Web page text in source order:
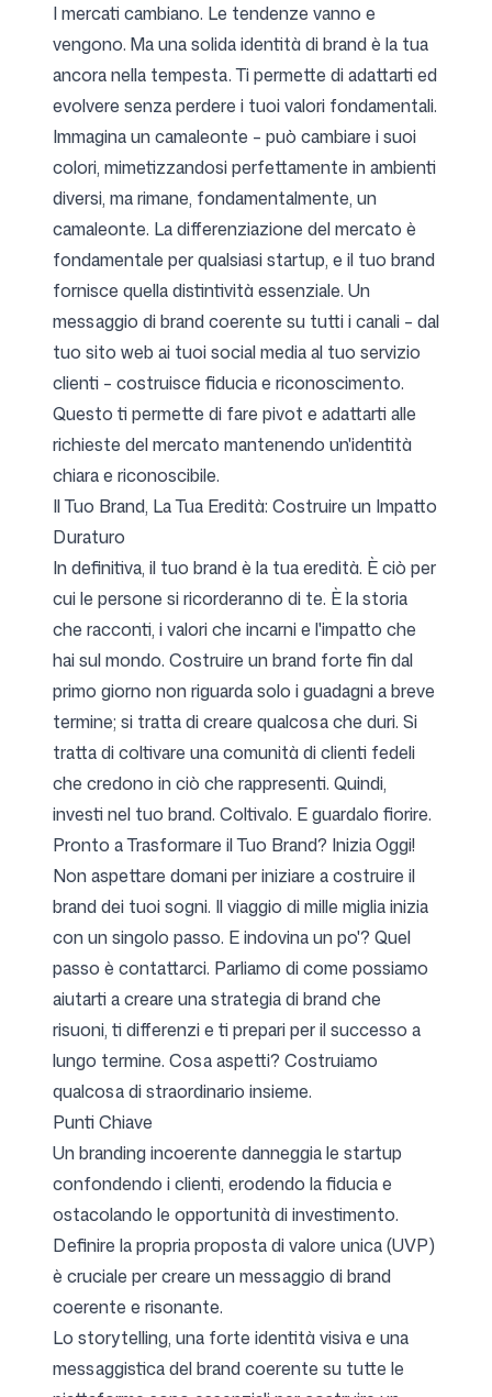
I mercati cambiano. Le tendenze vanno e
vengono. Ma una solida identità di brand è la tua
ancora nella tempesta. Ti permette di adattarti ed
evolvere senza perdere i tuoi valori fondamentali.
Immagina un camaleonte – può cambiare i suoi
colori, mimetizzandosi perfettamente in ambienti
diversi, ma rimane, fondamentalmente, un
camaleonte. La differenziazione del mercato è
fondamentale per qualsiasi startup, e il tuo brand
fornisce quella distintività essenziale. Un
messaggio di brand coerente su tutti i canali – dal
tuo sito web ai tuoi social media al tuo servizio
clienti – costruisce fiducia e riconoscimento.
Questo ti permette di fare pivot e adattarti alle
richieste del mercato mantenendo un'identità
chiara e riconoscibile.
Il Tuo Brand, La Tua Eredità: Costruire un Impatto
Duraturo
In definitiva, il tuo brand è la tua eredità. È ciò per
cui le persone si ricorderanno di te. È la storia
che racconti, i valori che incarni e l'impatto che
hai sul mondo. Costruire un brand forte fin dal
primo giorno non riguarda solo i guadagni a breve
termine; si tratta di creare qualcosa che duri. Si
tratta di coltivare una comunità di clienti fedeli
che credono in ciò che rappresenti. Quindi,
investi nel tuo brand. Coltivalo. E guardalo fiorire.
Pronto a Trasformare il Tuo Brand? Inizia Oggi!
Non aspettare domani per iniziare a costruire il
brand dei tuoi sogni. Il viaggio di mille miglia inizia
con un singolo passo. E indovina un po'? Quel
passo è contattarci. Parliamo di come possiamo
aiutarti a creare una strategia di brand che
risuoni, ti differenzi e ti prepari per il successo a
lungo termine. Cosa aspetti? Costruiamo
qualcosa di straordinario insieme.
Punti Chiave
Un branding incoerente danneggia le startup
confondendo i clienti, erodendo la fiducia e
ostacolando le opportunità di investimento.
Definire la propria proposta di valore unica (UVP)
è cruciale per creare un messaggio di brand
coerente e risonante.
Lo storytelling, una forte identità visiva e una
messaggistica del brand coerente su tutte le